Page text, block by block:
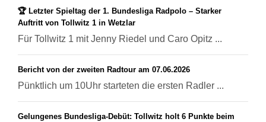
🏆 Letzter Spieltag der 1. Bundesliga Radpolo – Starker
Auftritt von Tollwitz 1 in Wetzlar
Für Tollwitz 1 mit Jenny Riedel und Caro Opitz ...
Bericht von der zweiten Radtour am 07.06.2026
Pünktlich um 10Uhr starteten die ersten Radler ...
Gelungenes Bundesliga-Debüt: Tollwitz holt 6 Punkte beim